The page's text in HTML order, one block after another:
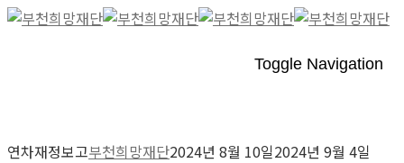
Toggle Navigation
연차재정보고부천희망재단2024년 8월 10일2024년 9월 4일